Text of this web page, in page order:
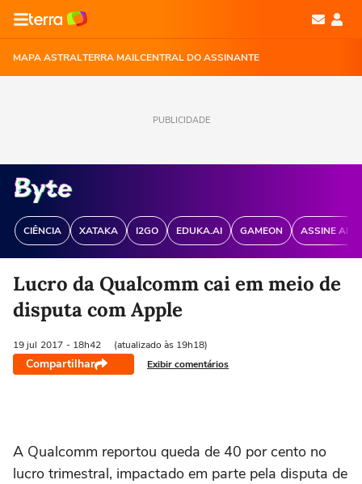
MAPA ASTRALTERRA MAILCENTRAL DO ASSINANTE
PUBLICIDADE
CIÊNCIA XATAKA I2GO EDUKA.AI GAMEON ASSINE
Lucro da Qualcomm cai em meio de
disputa com Apple
19 jul 2017 - 18h42 (atualizado às 19h18)
Compartilhar Exibir comentários
A Qualcomm reportou queda de 40 por cento no
lucro trimestral, impactado em parte pela disputa de